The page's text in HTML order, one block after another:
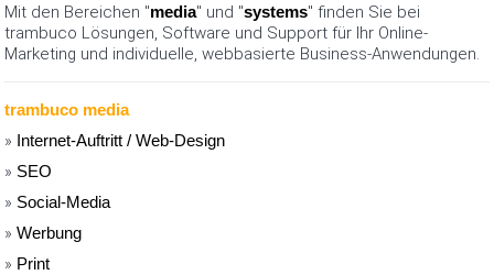
Mit den Bereichen "media" und "systems" finden Sie bei
trambuco Lösungen, Software und Support für Ihr Online-
Marketing und individuelle, webbasierte Business-Anwendungen.
trambuco media
» Internet-Auftritt / Web-Design
» SEO
» Social-Media
»Werbung
» Print